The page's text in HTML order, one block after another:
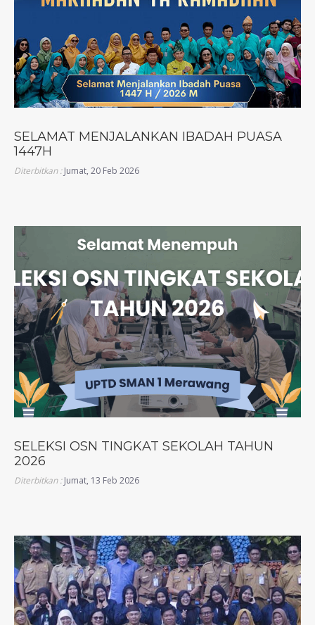
SELAMAT MENJALANKAN IBADAH PUASA
1447H
Diterbitkan :Jumat, 20 Feb 2026
SELEKSI OSN TINGKAT SEKOLAH TAHUN
2026
Diterbitkan :Jumat, 13 Feb 2026